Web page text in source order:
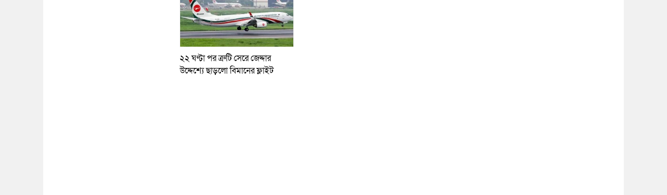
২২ ঘণ্টা পর ত্রুটি সেরে জেদ্দার
উদ্দেশ্যে ছাড়লো বিমানের ফ্লাইট